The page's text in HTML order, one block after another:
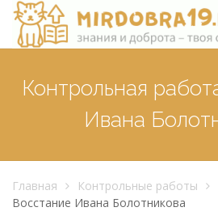
Контрольная
Ивана
Главная Контрольные работы
Восстание Ивана Болотникова